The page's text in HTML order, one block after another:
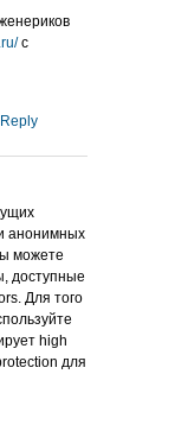
с
Reply
анонимных
можете
доступные
Для того
high
для